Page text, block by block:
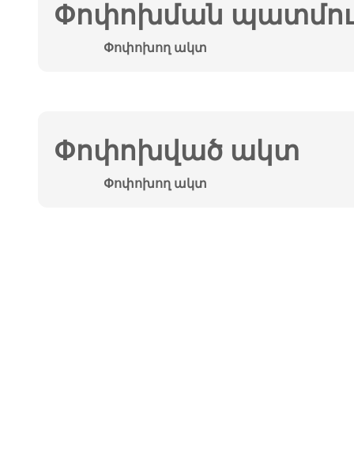
Փոփոխման
Փոփոխող ակտ
Փոփոխված ակտ
Փոփոխող ակտ